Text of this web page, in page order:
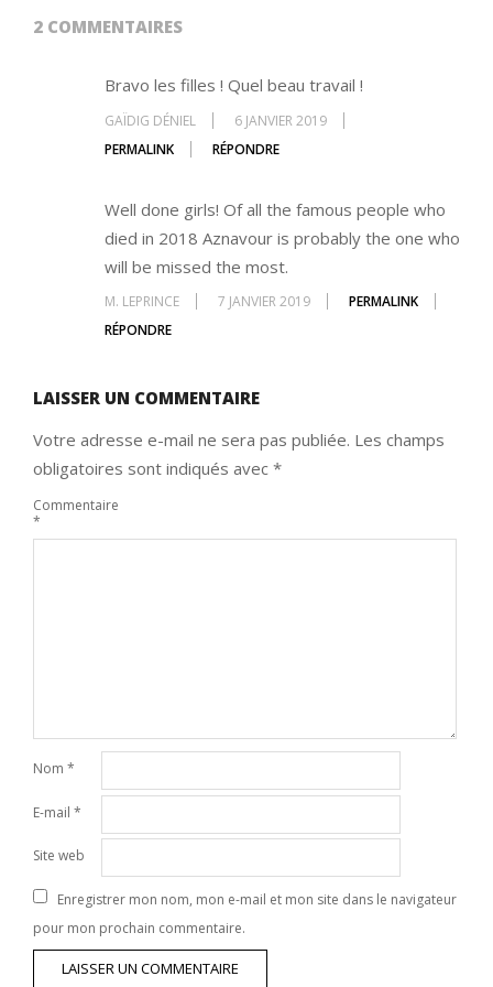
2 COMMENTAIRES
Bravo les filles ! Quel beau travail !
GAÏDIG DÉNIEL
6 JANVIER 2019
PERMALINK
RÉPONDRE
Well done girls! Of all the famous people who
died in 2018 Aznavour is probably the one who
will be missed the most.
M. LEPRINCE 7 JANVIER 2019
PERMALINK
RÉPONDRE
LAISSER UN COMMENTAIRE
Votre adresse e-mail ne sera pas publiée. Les champs
obligatoires sont indiqués avec *
Commentaire
*
Nom *
E-mail *
Site web
Enregistrer mon nom, mon e-mail et mon site dans le navigateur
pour mon prochain commentaire.